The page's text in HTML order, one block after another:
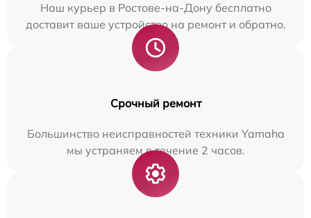
Наш курьер в Ростове-на-Дону бесплатно
доставит ваше устройство на ремонт и обратно.
Срочный ремонт
Большинство неисправностей техники Yamaha
мы устраняем в течение 2 часов.